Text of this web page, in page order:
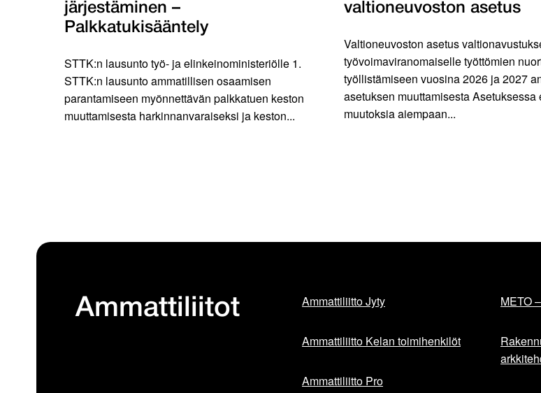
järjestäminen –
Palkkatukisääntely
STTK:n lausunto työ- ja elinkeinoministeriölle 1.
STTK:n lausunto ammatillisen osaamisen
parantamiseen myönnettävän palkkatuen keston
muuttamisesta harkinnanvaraiseksi ja keston...
valtioneuvoston asetus
Valtioneuvoston asetus
työvoimaviranomaiselle työttömien
työllistämiseen vuosina 2026 ja 2027
asetuksen muuttamisesta Asetuksessa
muutoksia aiempaan...
Ammattiliitot Ammattiliitto Jyty
Ammattiliitto Kelan toimihenkilöt
Ammattiliitto Pro
METO